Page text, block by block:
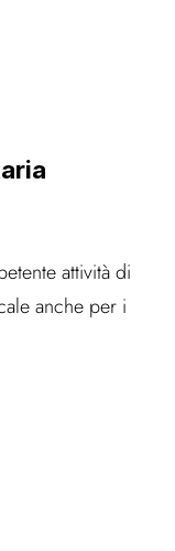
attività di
anche per i